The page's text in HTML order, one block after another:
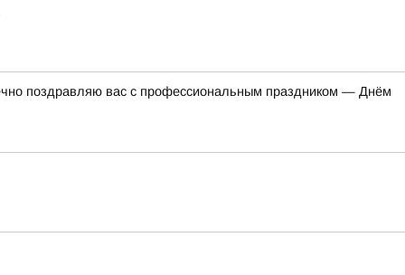
поздравляю вас с профессиональным праздником — Днём